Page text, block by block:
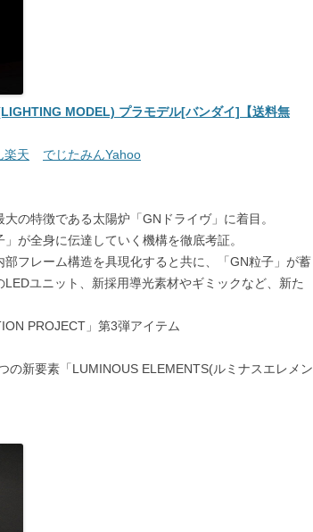
MODEL) プラモデル[バンダイ]【送料無
楽天 でじたみんYahoo
の特徴である太陽炉「GNドライヴ」に着目。
が全身に伝達していく機構を徹底考証。
フレーム構造を具現化すると共に、「GN粒子」が蓄
ユニット、新採用導光素材やギミックなど、新た
PROJECT」第3弾アイテム
の新要素「LUMINOUS ELEMENTS(ルミナスエレメン